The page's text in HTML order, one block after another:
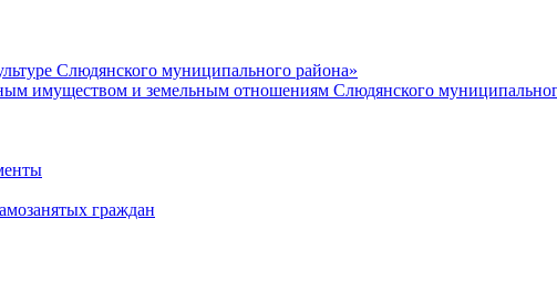
Слюдянского муниципального района»
имуществом и земельным отношениям Слюдянского
граждан